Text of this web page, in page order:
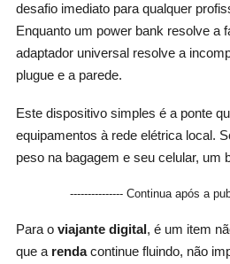
desafio imediato para qualquer
Enquanto um power bank resolve a
adaptador universal resolve a
plugue e a parede.
Este dispositivo simples é a ponte
equipamentos à rede elétrica local.
peso na bagagem e seu celular, um
--------------- Continua após a
Para o viajante digital, é um item
que a rendacontinue fluindo, não